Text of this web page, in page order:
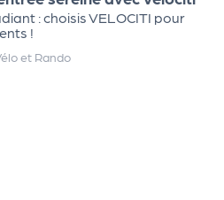
: choisis VELOCITI pour
!
et Rando